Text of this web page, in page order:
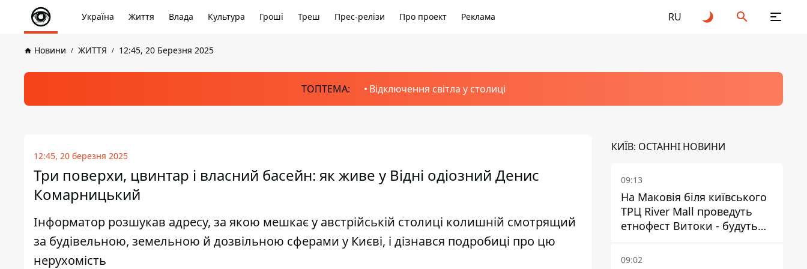
Україна Життя Влада Культура Гроші Треш Прес-релізи Про проект Реклама RU
Новини ЖИТТЯ 12:45, 20 Березня 2025
ТОПТЕМА: Відключення світла у столиці
12:45, 20 березня 2025
Три поверхи, цвинтар і власний басейн: як живе у Відні одіозний Денис
Комарницький
Інформатор розшукав адресу, за якою мешкає у австрійській столиці колишній смотрящий
за будівельною, земельною й дозвільною сферами у Києві, і дізнався подробиці про цю
нерухомість
КИЇВ: ОСТАННІ НОВИНИ
09:13
На Маковія біля київського
ТРЦ River Mall проведуть
етнофест Витоки - будуть
ЩукаРиба і Leleka
09:02